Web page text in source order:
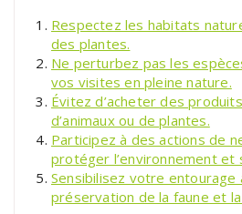
Respectez les habitats
des plantes.
Ne perturbez pas les
vos visites en pleine nature.
Évitez d’acheter des
d’animaux ou de plantes.
Participez à des actions de
protéger l’environnement et
Sensibilisez votre entourage
préservation de la faune et